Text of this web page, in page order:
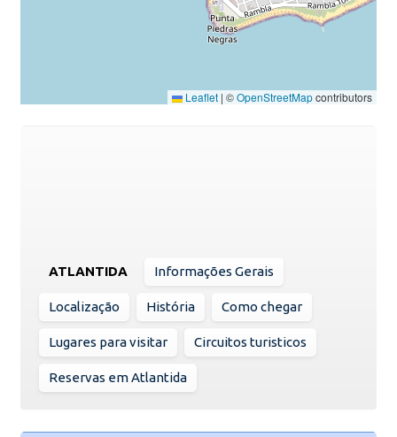
Leaflet | ©OpenStreetMapcontributors
ATLANTIDA Informações Gerais
Localização História Como chegar
Lugares para visitar Circuitos turisticos
Reservas em Atlantida